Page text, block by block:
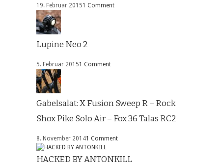
19. Februar 20151 Comment
Lupine Neo 2
5. Februar 20151 Comment
Gabelsalat: X Fusion Sweep R – Rock
Shox Pike Solo Air – Fox 36 Talas RC2
8. November 20141 Comment
HACKED BY ANTONKILL